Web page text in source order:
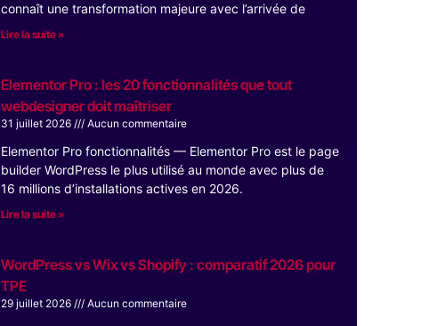
connaît une transformation majeure avec l’arrivée de
Lire la suite »
Elementor Pro : les 20 fonctionnalités que tout
webdesigner doit maîtriser
31 juillet 2026 Aucun commentaire
Elementor Pro fonctionnalités — Elementor Pro est le page
builder WordPress le plus utilisé au monde avec plus de
16 millions d’installations actives en 2026.
Lire la suite »
WordPress vs Wix vs Shopify : comparatif 2026 pour
TPE
29 juillet 2026 Aucun commentaire